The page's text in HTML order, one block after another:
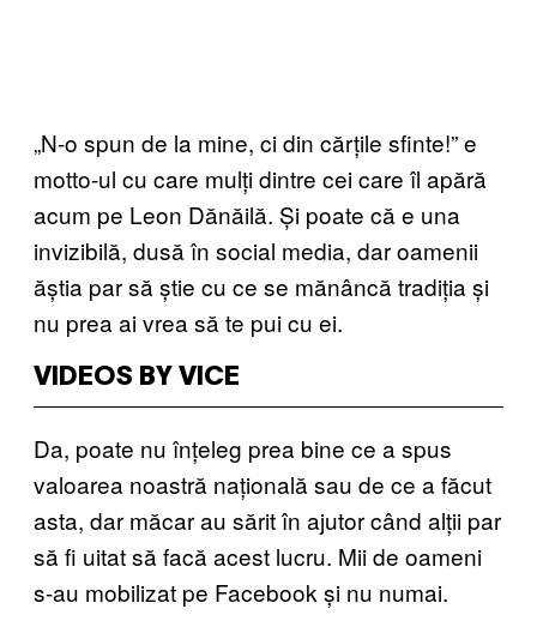
„N-o spun de la mine, ci din cărțile sfinte!” e
motto-ul cu care mulți dintre cei care îl apără
acum pe Leon Dănăilă. Și poate că e una
invizibilă, dusă în social media, dar oamenii
ăștia par să știe cu ce se mănâncă tradiția și
nu prea ai vrea să te pui cu ei.
VIDEOS BY VICE
Da, poate nu înțeleg prea bine ce a spus
valoarea noastră națională sau de ce a făcut
asta, dar măcar au sărit în ajutor când alții par
să fi uitat să facă acest lucru. Mii de oameni
s-au mobilizat pe Facebook și nu numai.